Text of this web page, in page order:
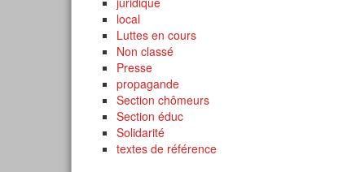
local
Luttes en cours
Non classé
Presse
propagande
Section chômeurs
Section éduc
Solidarité
textes de référence